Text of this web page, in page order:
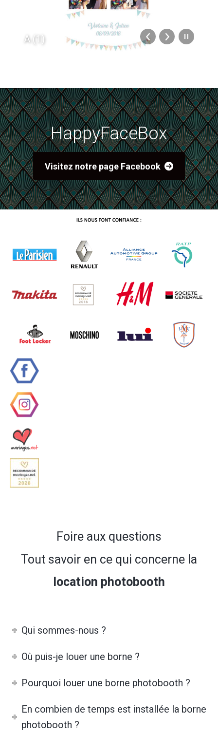
A (1)
HappyFaceBox
Visitez notre page Facebook
Foire aux questions
Tout savoir en ce qui concerne la
location photobooth
Qui sommes-nous ?
Où puis-je louer une borne ?
Pourquoi louer une borne photobooth ?
En combien de temps est installée la borne
photobooth ?